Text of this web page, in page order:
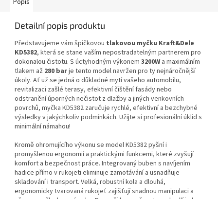
Popis
Detailní popis produktu
Představujeme vám špičkovou tlakovou myčku Kraft&Dele
KD5382, která se stane vaším nepostradatelným partnerem pro
dokonalou čistotu. S úctyhodným výkonem 3200W a maximálním
tlakem až 280 barje tento model navržen pro ty nejnáročnější
úkoly. Ať už se jedná o důkladné mytí vašeho automobilu,
revitalizaci zašlé terasy, efektivní čištění fasády nebo
odstranění úporných nečistot z dlažby a jiných venkovních
povrchů, myčka KD5382 zaručuje rychlé, efektivní a bezchybné
výsledky v jakýchkoliv podmínkách. Užijte si profesionální úklid s
minimální námahou!
Kromě ohromujícího výkonu se model KD5382 pyšní i
promyšlenou ergonomií a praktickými funkcemi, které zvyšují
komfort a bezpečnost práce. Integrovaný buben s navíjením
hadice přímo v rukojeti eliminuje zamotávání a usnadňuje
skladování i transport. Velká, robustní kola a dlouhá,
ergonomicky tvarovaná rukojeť zajišťují snadnou manipulaci a